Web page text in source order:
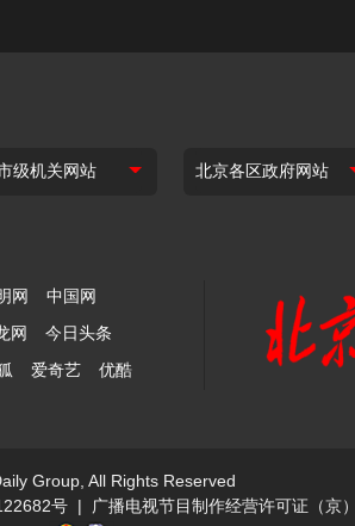
网
中国网
网
今日头条
爱奇艺 优酷
Group, All Rights Reserved
号 |
广播电视节目制作经营许可证（京